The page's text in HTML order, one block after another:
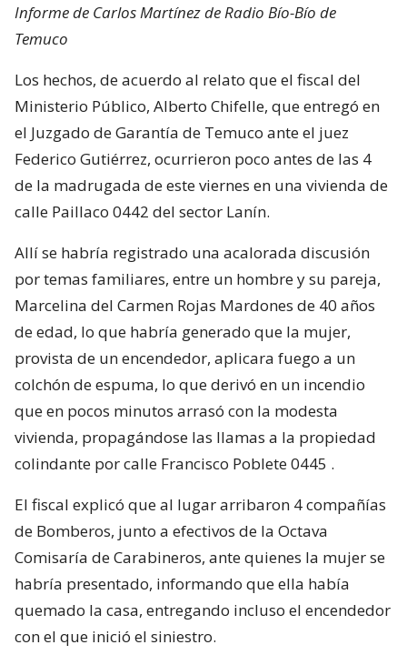
Informe de Carlos Martínez de Radio Bío-Bío de
Temuco
Los hechos, de acuerdo al relato que el fiscal del
Ministerio Público, Alberto Chifelle, que entregó en
el Juzgado de Garantía de Temuco ante el juez
Federico Gutiérrez, ocurrieron poco antes de las 4
de la madrugada de este viernes en una vivienda de
calle Paillaco 0442 del sector Lanín.
Allí se habría registrado una acalorada discusión
por temas familiares, entre un hombre y su pareja,
Marcelina del Carmen Rojas Mardones de 40 años
de edad, lo que habría generado que la mujer,
provista de un encendedor, aplicara fuego a un
colchón de espuma, lo que derivó en un incendio
que en pocos minutos arrasó con la modesta
vivienda, propagándose las llamas a la propiedad
colindante por calle Francisco Poblete 0445 .
El fiscal explicó que al lugar arribaron 4 compañías
de Bomberos, junto a efectivos de la Octava
Comisaría de Carabineros, ante quienes la mujer se
habría presentado, informando que ella había
quemado la casa, entregando incluso el encendedor
con el que inició el siniestro.